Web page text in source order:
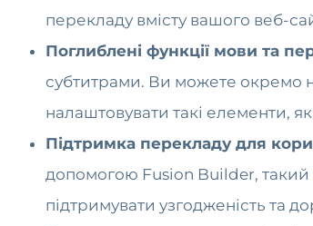
перекладу вмісту вашого веб-
Поглиблені функції мови та
субтитрами. Ви можете окремо
налаштовувати такі елементи,
Підтримка перекладу для
допомогою Fusion Builder, такий
підтримувати узгодженість та